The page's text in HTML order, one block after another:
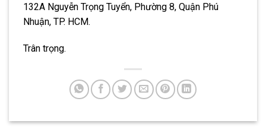
132A Nguyễn Trọng Tuyển, Phường 8, Quận Phú
Nhuận, TP. HCM.
Trân trọng.